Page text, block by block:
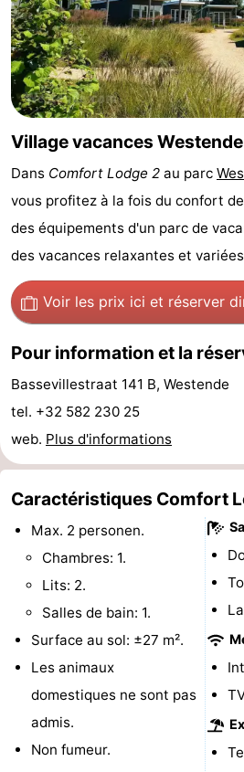
de
vue
-
Fermes
-
Terrains
jeux
-
de
intérieures
Bowling
-
Parcours
de
mini-
golf
Centres
de
bien-
être
Villages
&
villes
Nature
Sports
-
Piscines
-
Faire
du
-
Randonnée
-
Équitation
Terrains
golf
Surfen
Equitation
Boire
Événements
Village vacances Westende
Dans Comfort Lodge 2 au parc
vous profitez à la fois du confort
des équipements d'un parc de
des vacances relaxantes et
Voir les prix ici et réserver
Pour information et la
Bassevillestraat 141 B, Westende
tel. +32 582 230 25
web. Plus d'informations
Caractéristiques Comfort
Max. 2 personen.
Chambres: 1.
Lits: 2.
Salles de bain: 1.
Surface au sol: ±27 m².
Les animaux
domestiques ne sont pas
admis.
Non fumeur.